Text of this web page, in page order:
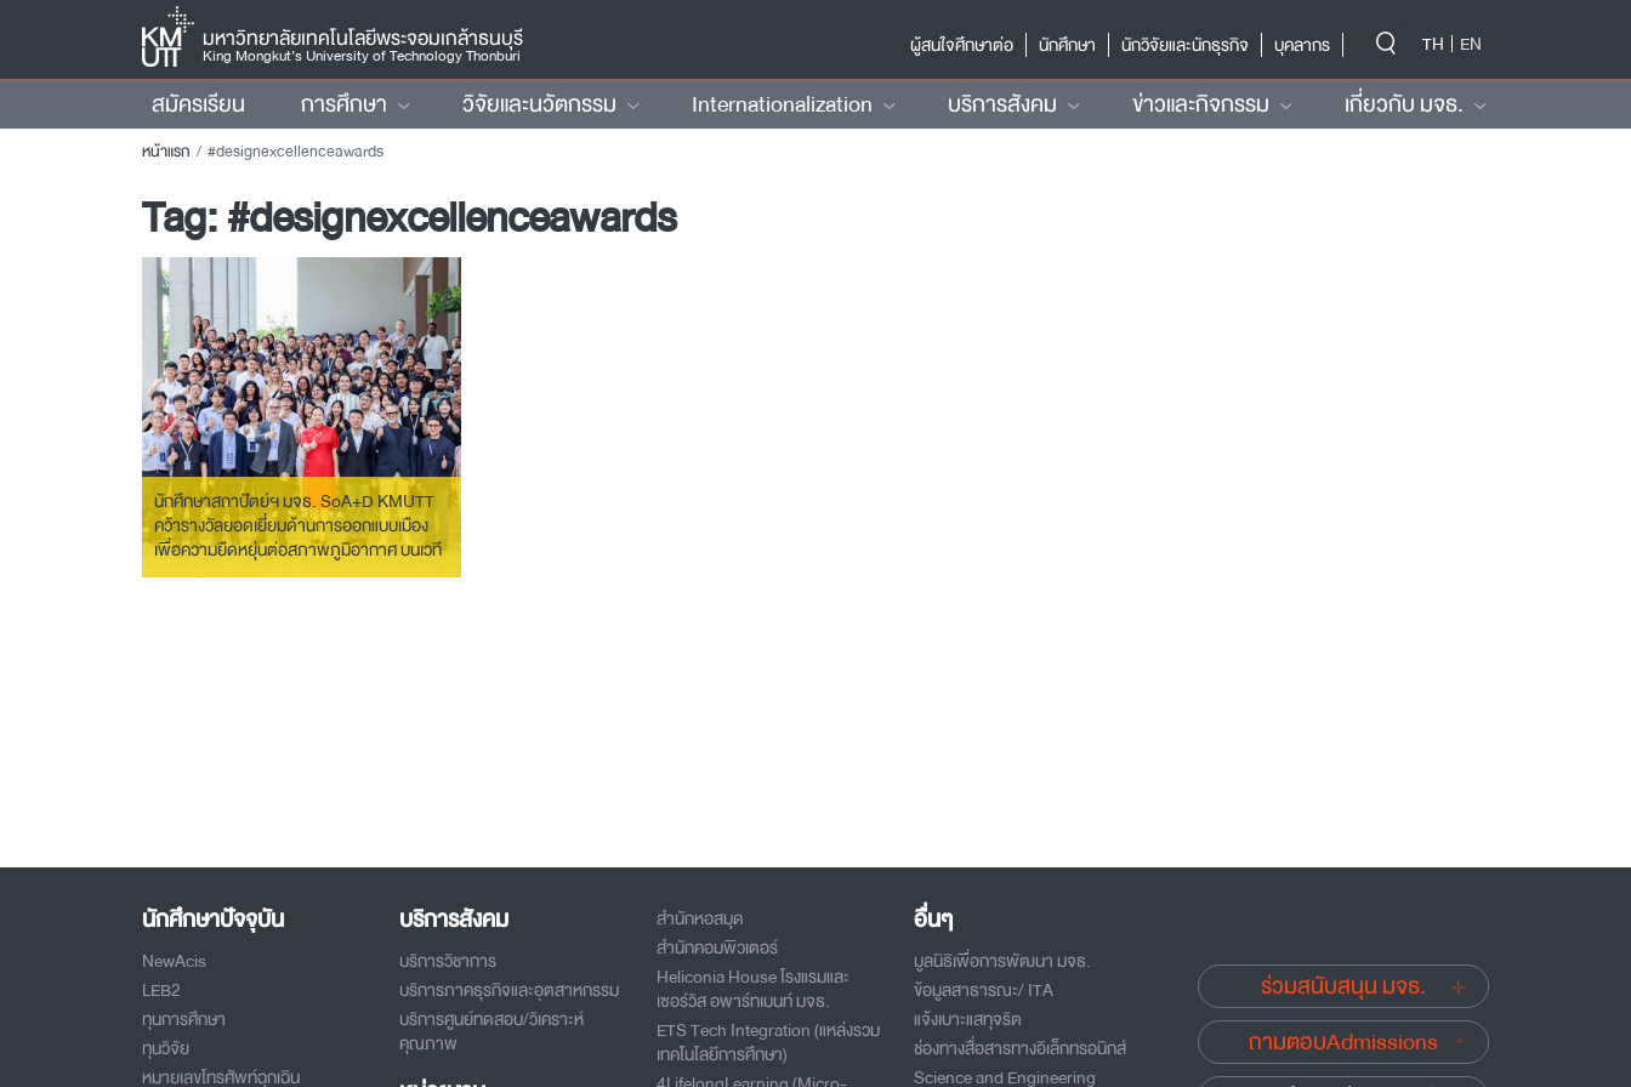
มหาวิทยาลัยเทคโนโลยีพระจอมเกล้าธนบุรี
King Mongkut’s University of Technology Thonburi
ผู้สนใจศึกษาต่อ
นักศึกษา นักวิจัยและนักธุรกิจ บุคลากร TH EN
สมัครเรียน การศึกษา วิจัยและนวัตกรรม Internationalization บริการสังคม ข่าวและกิจกรรม เกี่ยวกับ มจธ.
หน้าแรก #designexcellenceawards
Tag:#designexcellenceawards
นักศึกษาสถาปัตย์ฯ มจธ. SoA+D KMUTT
คว้ารางวัลยอดเยี่ยมด้านการออกแบบเมือง
เพื่อความยืดหยุ่นต่อสภาพภูมิอากาศ บนเวที
นานาชาติ ณ เมืองกว่างโจว ประเทศจีน
นักศึกษาปัจจุบัน
NewAcis
LEB2
ทุนการศึกษา
ทุนวิจัย
หมายเลขโทรศัพท์ฉุกเฉิน
บริการสังคม
บริการวิชาการ
บริการภาคธุรกิจและอุตสาหกรรม
บริการศูนย์ทดสอบ/วิเคราะห์
คุณภาพ
สำนักหอสมุด
สำนักคอมพิวเตอร์
Heliconia House โรงแรมและ
เซอร์วิส อพาร์ทเมนท์ มจธ.
ETS Tech Integration (แหล่งรวม
เทคโนโลยีการศึกษา)
อื่นๆ
มูลนิธิเพื่อการพัฒนา มจธ.
ข้อมูลสาธารณะ/ ITA
แจ้งเบาะแสทุจริต
ช่องทางสื่อสารทางอิเล็กทรอนิกส์
Science and Engineering
ร่วมสนับสนุน มจธ.
ถามตอบAdmissions